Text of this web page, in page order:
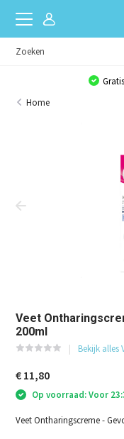
Home
Veet
200ml
Bekijk alles
€ 11,80
Op voorraad: Voor
Veet Ontharingscreme -